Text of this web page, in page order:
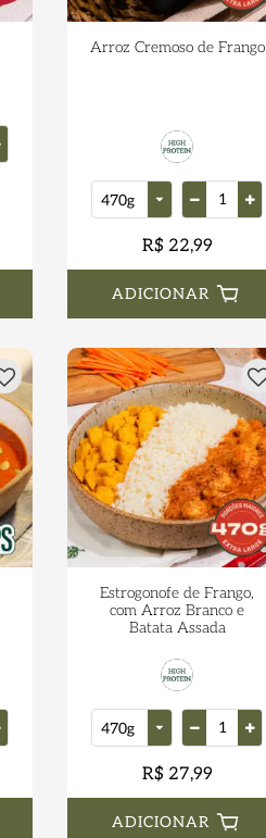
Arroz Cremoso de Frango
R$ 22,99
ADICIONAR
Estrogonofe de Frango,
com Arroz Branco e
Batata Assada
R$ 27,99
ADICIONAR